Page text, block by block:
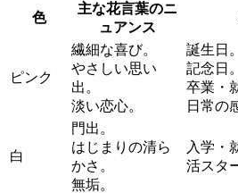
色
主な花言葉のニ
ュアンス
ピンク
繊細な喜び。
やさしい思い
出。
淡い恋心。
誕生日。
記念日。
卒業・
日常の
白
門出。
はじまりの清ら
かさ。
無垢。
入学・
活スタ